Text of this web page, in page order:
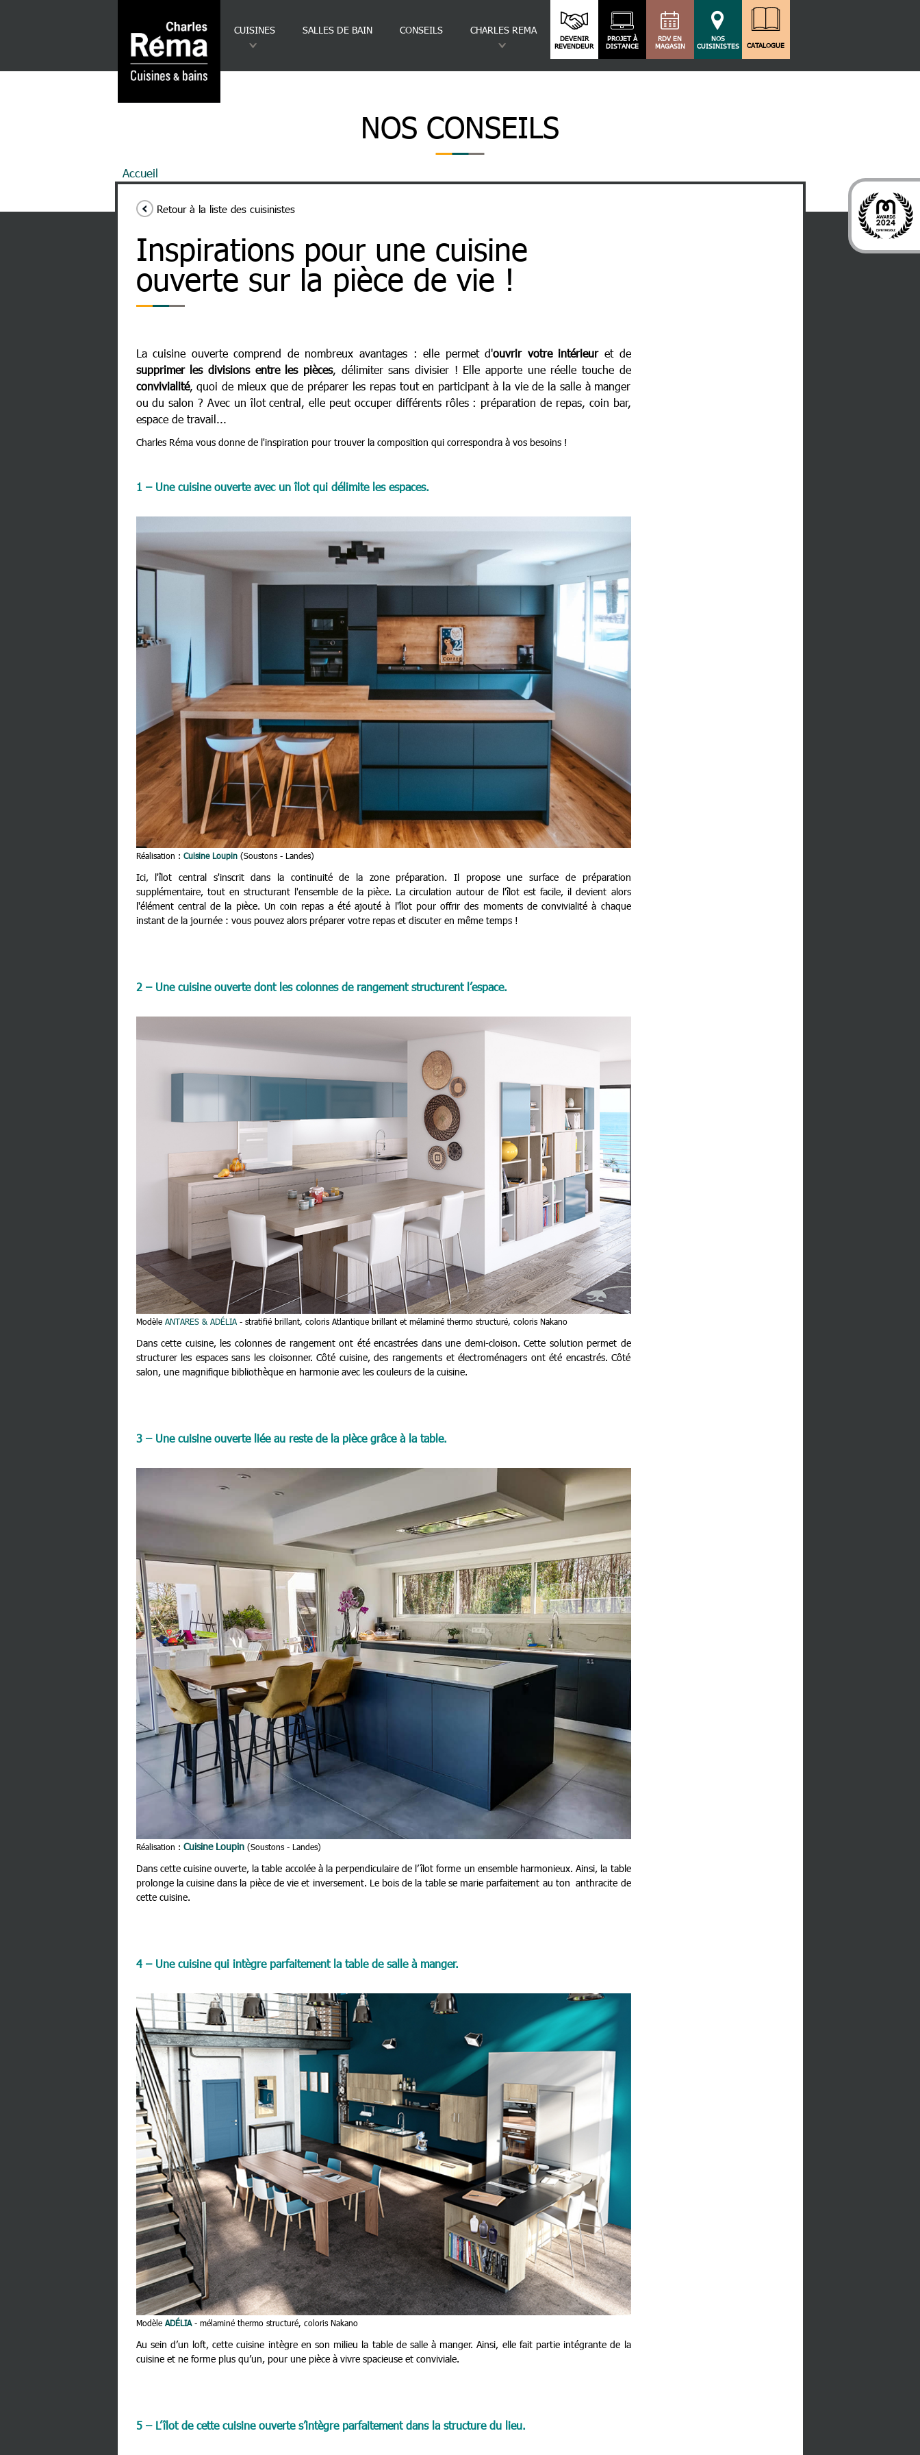
CUISINES SALLES DE BAIN CONSEILS CHARLES REMA
DEVENIR
REVENDEUR
PROJET À
DISTANCE
RDV EN
MAGASIN
NOS
CUISINISTES
CATALOGUE
NOS CONSEILS
Fil d'Ariane
Accueil
Retour à la liste des cuisinistes
Inspirations pour une cuisine
ouverte sur la pièce de vie !
La cuisine ouverte comprend de nombreux avantages : elle permet d'ouvrir votre intérieuret de
supprimer les divisions entre les pièces, délimiter sans divisier ! Elle apporte une réelle touche de
convivialité, quoi de mieux que de préparer les repas tout en participant à la vie de la salle à manger
ou du salon ? Avec un îlot central, elle peut occuper différents rôles : préparation de repas, coin bar,
espace de travail...
Charles Réma vous donne de l'inspiration pour trouver la composition qui correspondra à vos besoins !
1 – Une cuisine ouverte avec un îlot qui délimite les espaces.
Réalisation : Cuisine Loupin (Soustons - Landes)
Ici, l'îlot central s'inscrit dans la continuité de la zone préparation. Il propose une surface de préparation
supplémentaire, tout en structurant l'ensemble de la pièce. La circulation autour de l'îlot est facile, il devient alors
l'élément central de la pièce. Un coin repas a été ajouté à l'îlot pour offrir des moments de convivialité à chaque
instant de la journée : vous pouvez alors préparer votre repas et discuter en même temps !
2 – Une cuisine ouverte dont les colonnes de rangement structurent l’espace.
Modèle ANTARES & ADÉLIA- stratifié brillant, coloris Atlantique brillant et mélaminé thermo structuré, coloris Nakano
Dans cette cuisine, les colonnes de rangement ont été encastrées dans une demi-cloison. Cette solution permet de
structurer les espaces sans les cloisonner. Côté cuisine, des rangements et électroménagers ont été encastrés. Côté
salon, une magnifique bibliothèque en harmonie avec les couleurs de la cuisine.
3 – Une cuisine ouverte liée au reste de la pièce grâce à la table.
Réalisation : Cuisine Loupin (Soustons - Landes)
Dans cette cuisine ouverte, la table accolée à la perpendiculaire de l’îlot forme un ensemble harmonieux. Ainsi, la table
prolonge la cuisine dans la pièce de vie et inversement. Le bois de la table se marie parfaitement au ton anthracite de
cette cuisine.
4 – Une cuisine qui intègre parfaitement la table de salle à manger.
Modèle ADÉLIA- mélaminé thermo structuré, coloris Nakano
Au sein d’un loft, cette cuisine intègre en son milieu la table de salle à manger. Ainsi, elle fait partie intégrante de la
cuisine et ne forme plus qu’un, pour une pièce à vivre spacieuse et conviviale.
5 – L’îlot de cette cuisine ouverte s’intègre parfaitement dans la structure du lieu.